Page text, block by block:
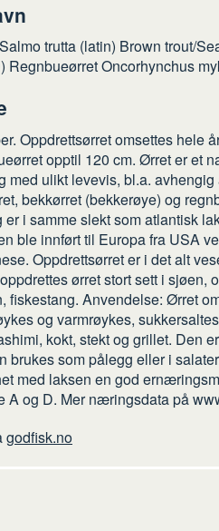
trutta (latin) Brown trout/
Regnbueørret Oncorhynchus
Oppdrettsørret omsettes hele
opptil 120 cm. Ørret er et
med ulikt levevis, bl.a.
bekkørret (bekkerøye) og
i samme slekt som atlantisk
ble innført til Europa fra USA
Oppdrettsørret er i det alt
ørret stort sett i
fiskestang. Anvendelse: Ørret
og varmrøykes,
kokt, stekt og grillet. Den
brukes som pålegg eller i
med laksen en god
A og D. Mer næringsdata på
godfisk.no